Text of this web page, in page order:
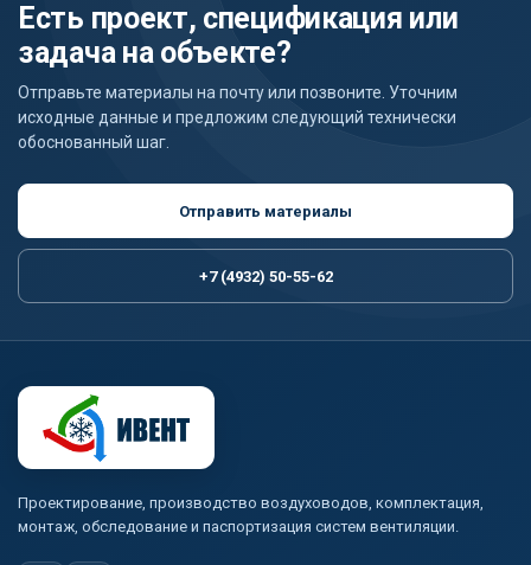
Есть проект, спецификация или
задача на объекте?
Отправьте материалы на почту или позвоните. Уточним
исходные данные и предложим следующий технически
обоснованный шаг.
Отправить материалы
+7 (4932) 50-55-62
Проектирование, производство воздуховодов, комплектация,
монтаж, обследование и паспортизация систем вентиляции.